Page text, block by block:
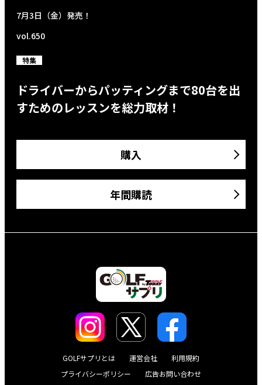
7月3日（金）発売！
vol.650
特集
ドライバーからパッティングまで80台を出
すためのレッスンを総力取材！
購入
年間購読
GOLFサプリとは 運営会社
利用規約
プライバシーポリシー
広告お問い合わせ